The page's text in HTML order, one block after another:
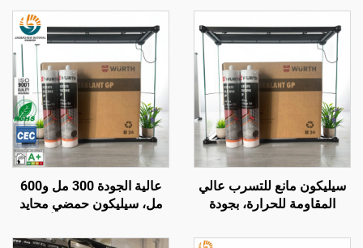
سيليكون مانع للتسرب عالي
المقاومة للحرارة، بجودة
ومقاوم للماء، أبيض نقي
عالية الجودة 300 مل و600
مل، سيليكون حمضي محايد
المكون بجودة تطابق